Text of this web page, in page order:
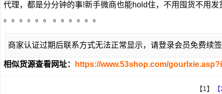
代理，都是分分钟的事!新手微商也能hold住，不用囤货不用
。。。。。。 。。。。。。
商家认证过期后联系方式无法正常显示，请登录会员免费续
相似货源查看网址： https://www.53shop.com/
【1】